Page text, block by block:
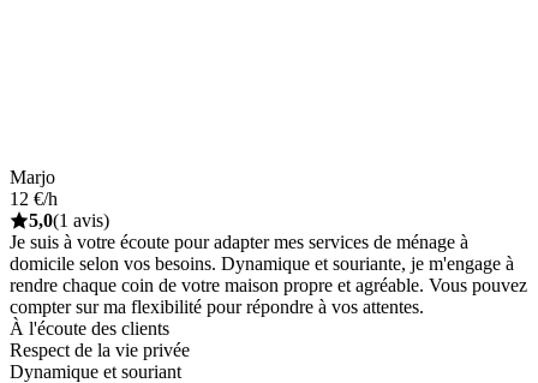
Marjo
12 €/h
5,0(1 avis)
Je suis à votre écoute pour adapter mes services de ménage à
domicile selon vos besoins. Dynamique et souriante, je m'engage à
rendre chaque coin de votre maison propre et agréable. Vous pouvez
compter sur ma flexibilité pour répondre à vos attentes.
À l'écoute des clients
Respect de la vie privée
Dynamique et souriant